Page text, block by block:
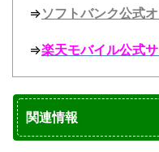
⇒ソフトバンク公式
⇒楽天モバイル公式
関連情報